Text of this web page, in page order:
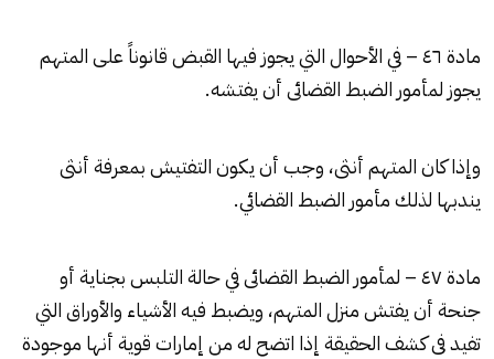
مادة ٤٦ – في الأحوال التي يجوز فيها القبض قانوناً على المتهم
يجوز لمأمور الضبط القضائى أن يفتشه.
وإذا كان المتهم أنثى، وجب أن يكون التفتيش بمعرفة أنثى
يندبها لذلك مأمور الضبط القضائي.
مادة ٤٧ – لمأمور الضبط القضائى في حالة التلبس بجناية أو
جنحة أن يفتش منزل المتهم، ويضبط فيه الأشياء والأوراق التي
تفيد فى كشف الحقيقة إذا اتضح له من إمارات قوية أنها موجودة